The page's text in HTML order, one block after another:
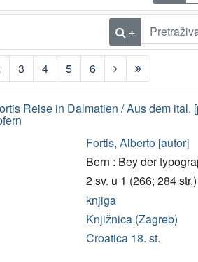
+
3 4 5 6
Reise in Dalmatien / Aus dem ital.
Fortis, Alberto [autor]
Bern : Bey der
2 sv. u 1 (266; 284
knjiga
Knjižnica (Zagreb)
Croatica 18. st.